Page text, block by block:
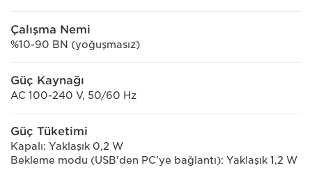
Çalışma Nemi
%10-90 BN (yoğuşmasız)
Güç Kaynağı
AC 100-240 V, 50/60 Hz
Güç Tüketimi
Kapalı: Yaklaşık 0,2 W
Bekleme modu (USB'den PC'ye bağlantı): Yaklaşık 1,2 W